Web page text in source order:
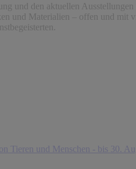
den aktuellen Ausstellungen
und Materialien – offen und mit
Tieren und Menschen - bis 30.